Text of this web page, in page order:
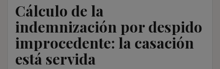
Cálculo de la
indemnización por despido
improcedente: la casación
está servida